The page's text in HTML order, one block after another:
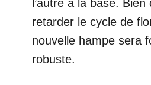
l’autre à la base.
retarder le cycle de
nouvelle hampe sera
robuste.